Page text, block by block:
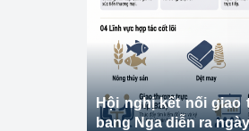
Hội nghị kết nối giao
bang Nga diễn ra